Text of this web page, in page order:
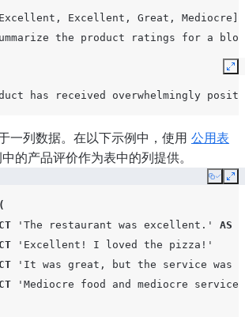
Excellent, Great, Mediocre]'
the product ratings for a
has received overwhelmingly
一列数据。在以下示例中，使用 公用表
的产品评价作为表中的列提供。
Copy
(
'The restaurant was excellent.' AS
'Excellent! I loved the pizza!'
'It was great, but the service was
'Mediocre food and mediocre service'